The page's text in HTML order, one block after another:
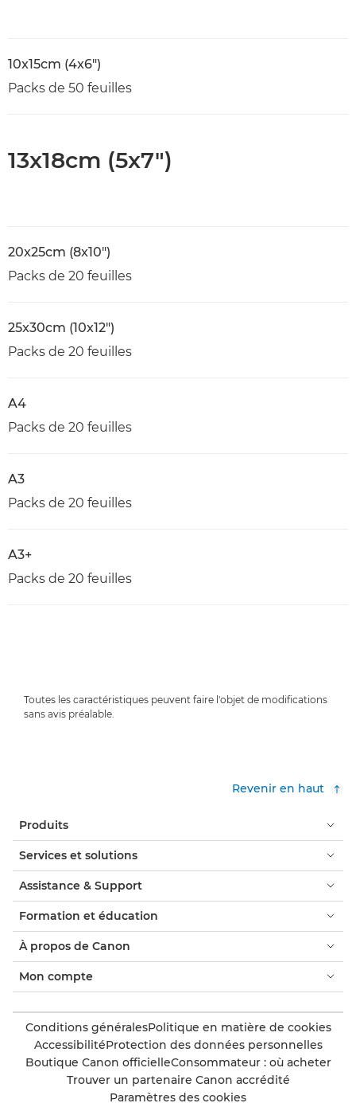
10x15cm (4x6")
Packs de 50 feuilles
13x18cm (5x7")
20x25cm (8x10")
Packs de 20 feuilles
25x30cm (10x12")
Packs de 20 feuilles
A4
Packs de 20 feuilles
A3
Packs de 20 feuilles
A3+
Packs de 20 feuilles
Toutes les caractéristiques peuvent faire l'objet de modifications
sans avis préalable.
Revenir en haut
Produits
Services et solutions
Assistance & Support
Formation et éducation
À propos de Canon
Mon compte
Conditions généralesPolitique en matière de cookies
AccessibilitéProtection des données personnelles
Boutique Canon officielleConsommateur : où acheter
Trouver un partenaire Canon accrédité
Paramètres des cookies